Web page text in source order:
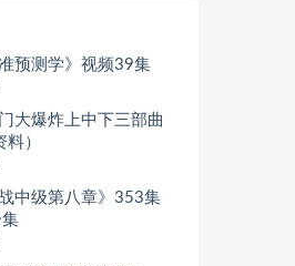
预测学》视频39集
大爆炸上中下三部曲
）
中级第八章》353集